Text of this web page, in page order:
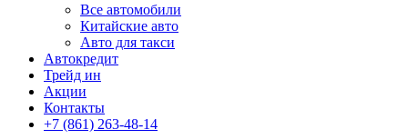
Все автомобили
Китайские авто
Авто для такси
Автокредит
Трейд ин
Акции
Контакты
+7 (861) 263-48-14